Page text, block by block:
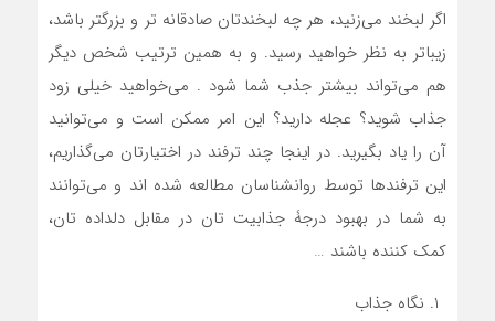
اگر لبخند می‌زنید، هر چه لبخندتان صادقانه تر و بزرگتر باشد،
زیباتر به نظر خواهید رسید. و به همین ترتیب شخص دیگر
هم می‌تواند بیشتر جذب شما شود . می‌‌خواهید خیلی زود
جذاب شوید؟ عجله دارید؟ این امر ممکن است و می‌توانید
آن را یاد بگیرید. در اینجا چند ترفند در اختیارتان می‌گذاریم،
این ترفندها توسط روانشناسان مطالعه شده اند و می‌توانند
به شما در بهبود درجۀ جذابیت تان در مقابل دلداده تان،
کمک کننده باشند …
نگاه جذاب